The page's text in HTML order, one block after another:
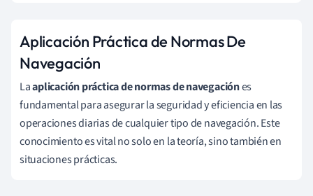
Aplicación Práctica de Normas De
Navegación
Laaplicación práctica de normas de navegaciónes
fundamental para asegurar la seguridad y eficiencia en las
operaciones diarias de cualquier tipo de navegación. Este
conocimiento es vital no solo en la teoría, sino también en
situaciones prácticas.